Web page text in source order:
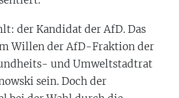
der Kandidat der AfD. Das
Willen der AfD-Fraktion der
und Umweltstadtrat
sein. Doch der